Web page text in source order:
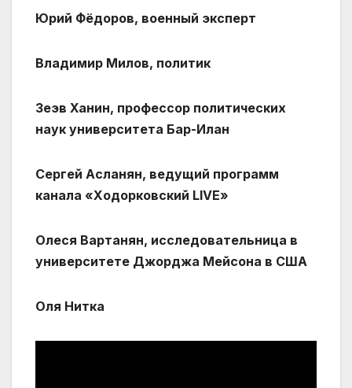
Юрий Фёдоров, военный эксперт
Владимир Милов, политик
Зеэв Ханин, профессор политических
наук университета Бар-Илан
Сергей Асланян, ведущий программ
канала «Ходорковский LIVE»
Олеся Вартанян, исследовательница в
университете Джорджа Мейсона в США
Оля Нитка